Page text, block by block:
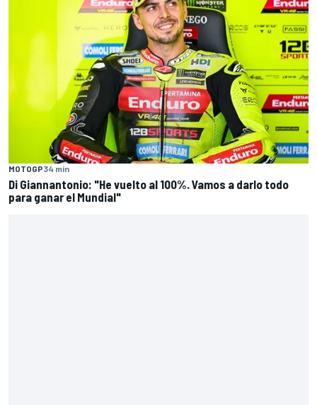
MOTOGP34 min
Di Giannantonio: "He vuelto al 100%. Vamos a darlo todo
para ganar el Mundial"